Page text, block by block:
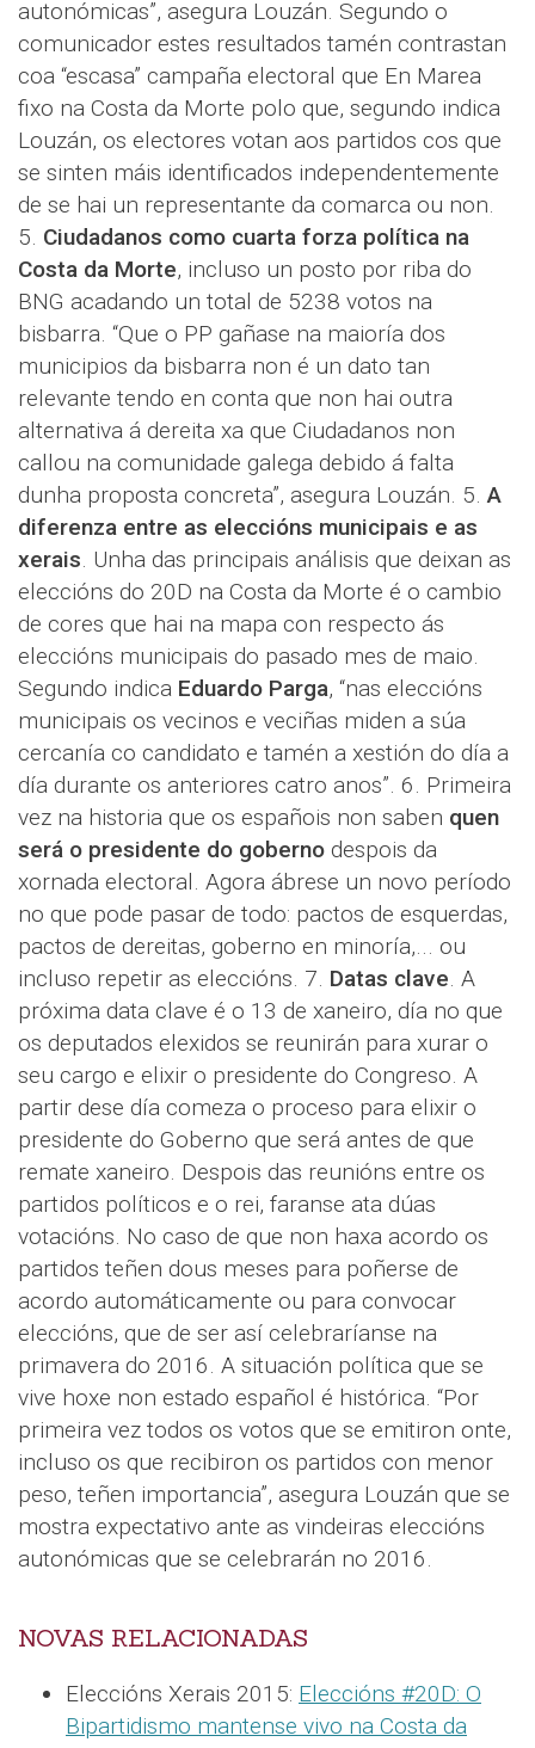
autonómicas”, asegura Louzán. Segundo o
comunicador estes resultados tamén contrastan
coa “escasa” campaña electoral que En Marea
fixo na Costa da Morte polo que, segundo indica
Louzán, os electores votan aos partidos cos que
se sinten máis identificados independentemente
de se hai un representante da comarca ou non.
5. Ciudadanos como cuarta forza política na
Costa da Morte, incluso un posto por riba do
BNG acadando un total de 5238 votos na
bisbarra. “Que o PP gañase na maioría dos
municipios da bisbarra non é un dato tan
relevante tendo en conta que non hai outra
alternativa á dereita xa que Ciudadanos non
callou na comunidade galega debido á falta
dunha proposta concreta”, asegura Louzán. 5.A
diferenza entre as eleccións municipais e as
xerais. Unha das principais análisis que deixan as
eleccións do 20D na Costa da Morte é o cambio
de cores que hai na mapa con respecto ás
eleccións municipais do pasado mes de maio.
Segundo indica Eduardo Parga, “nas eleccións
municipais os vecinos e veciñas miden a súa
cercanía co candidato e tamén a xestión do día a
día durante os anteriores catro anos”. 6. Primeira
vez na historia que os españois non saben quen
será o presidente do goberno despois da
xornada electoral. Agora ábrese un novo período
no que pode pasar de todo: pactos de esquerdas,
pactos de dereitas, goberno en minoría,... ou
incluso repetir as eleccións. 7. Datas clave. A
próxima data clave é o 13 de xaneiro, día no que
os deputados elexidos se reunirán para xurar o
seu cargo e elixir o presidente do Congreso. A
partir dese día comeza o proceso para elixir o
presidente do Goberno que será antes de que
remate xaneiro. Despois das reunións entre os
partidos políticos e o rei, faranse ata dúas
votacións. No caso de que non haxa acordo os
partidos teñen dous meses para poñerse de
acordo automáticamente ou para convocar
eleccións, que de ser así celebraríanse na
primavera do 2016. A situación política que se
vive hoxe non estado español é histórica. “Por
primeira vez todos os votos que se emitiron onte,
incluso os que recibiron os partidos con menor
peso, teñen importancia”, asegura Louzán que se
mostra expectativo ante as vindeiras eleccións
autonómicas que se celebrarán no 2016.
NOVAS RELACIONADAS
Eleccións Xerais 2015: Eleccións #20D: O
Bipartidismo mantense vivo na Costa da